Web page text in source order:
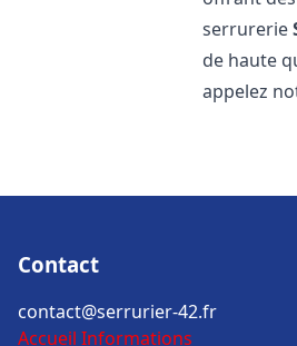
serrurerie
de haute
appelez
Contact
contact@serrurier-42.fr
Accueil Informations